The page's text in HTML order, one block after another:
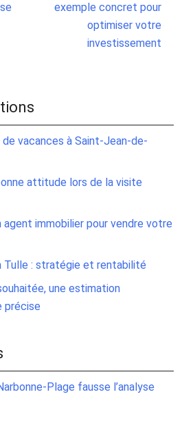
exemple concret pour
optimiser votre
investissement
vacances à Saint-Jean-de-
attitude lors de la visite
agent immobilier pour vendre votre
: stratégie et rentabilité
une estimation
précise
Plage fausse l’analyse